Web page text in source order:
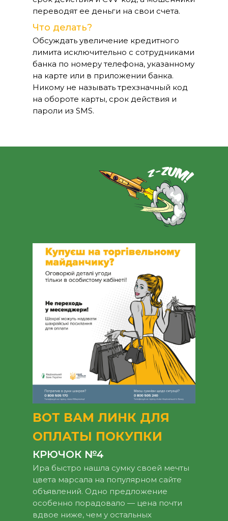
переводят ее деньги на свои счета.
Что делать?
Обсуждать увеличение кредитного
лимита исключительно с сотрудниками
банка по номеру телефона, указанному
на карте или в приложении банка.
Никому не называть трехзначный код
на обороте карты, срок действия и
пароли из SMS.
ВОТ ВАМ ЛИНК ДЛЯ
ОПЛАТЫ ПОКУПКИ
Ира быстро нашла сумку своей мечты
цвета марсала на популярном сайте
объявлений. Одно предложение
особенно порадовало — цена почти
вдвое ниже, чем у остальных
КРЮЧОК №4